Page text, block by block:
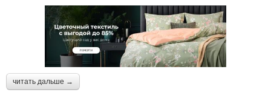
читать дальше →